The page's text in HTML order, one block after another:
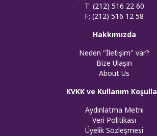
T: (212) 516 22 60
F: (212) 516 12 58
Hakkımızda
Neden "İletişim" var?
Bize Ulaşın
About Us
KVKK ve Kullanım
Aydınlatma Metni
Veri Politikası
Üyelik Sözleşmesi